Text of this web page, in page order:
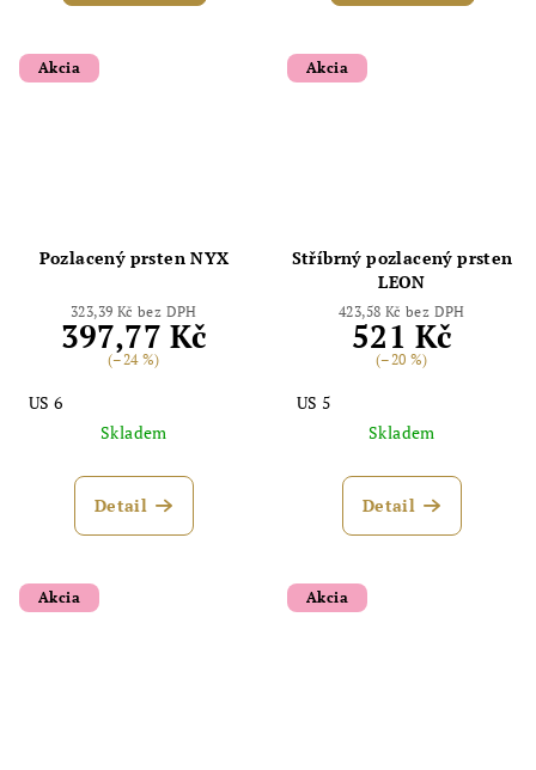
Akcia
Pozlacený prsten NYX
323,39 Kč bez DPH
397,77 Kč
(–24 %)
US 6
Skladem
Detail
Akcia
Stříbrný pozlacený prsten
LEON
423,58 Kč bez DPH
521 Kč
(–20 %)
US 5
Skladem
Detail
Akcia Akcia
Odoslať